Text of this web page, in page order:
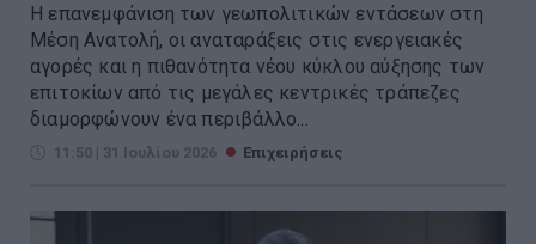
Η επανεμφάνιση των γεωπολιτικών εντάσεων στη
Μέση Ανατολή, οι αναταράξεις στις ενεργειακές
αγορές και η πιθανότητα νέου κύκλου αύξησης των
επιτοκίων από τις μεγάλες κεντρικές τράπεζες
διαμορφώνουν ένα περιβάλλο...
11:50 | 31 Ιουλίου 2026 Επιχειρήσεις